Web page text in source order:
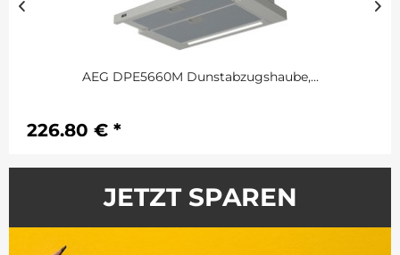
AEG DPE5660M Dunstabzugshaube,...
226,80 € *
JETZT SPAREN